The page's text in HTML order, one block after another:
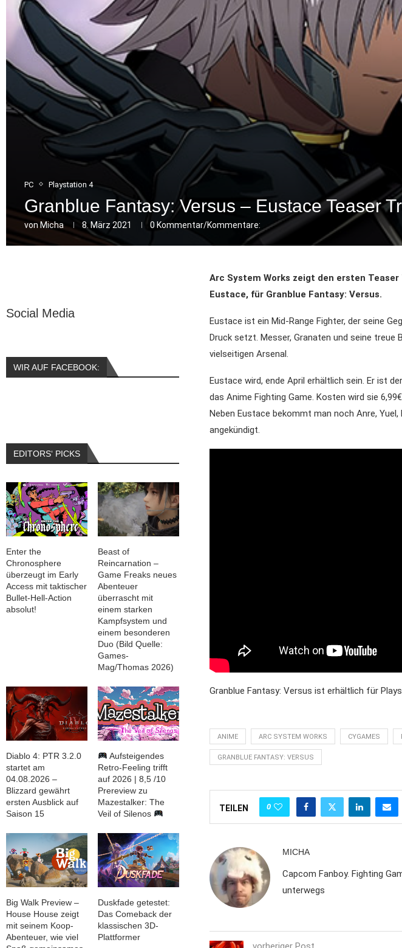
PC Playstation 4
Granblue Fantasy: Versus – Eustace Teaser
von Micha 8. März 2021 0 Kommentar/Kommentare:
Arc System Works zeigt den ersten
Eustace, für Granblue Fantasy: Versus.
Eustace ist ein Mid-Range Fighter, der seine
Druck setzt. Messer, Granaten und seine treue
vielseitigen Arsenal.
Eustace wird, ende April erhältlich sein. Er ist
das Anime Fighting Game. Kosten wird sie
Neben Eustace bekommt man noch Anre,
angekündigt.
Granblue Fantasy: Versus ist erhältlich für
ANIME ARC SYSTEM WORKS CYGAMES
GRANBLUE FANTASY: VERSUS
TEILEN 0
MICHA
Capcom Fanboy. Fighting
unterwegs
Social Media
WIR AUF FACEBOOK:
EDITORS‘ PICKS
Enter the
Chronosphere
überzeugt im Early
Access mit taktischer
Bullet-Hell-Action
absolut!
Beast of
Reincarnation –
Game Freaks neues
Abenteuer
überrascht mit
einem starken
Kampfsystem und
einem besonderen
Duo (Bild Quelle:
Games-
Mag/Thomas 2026)
Diablo 4: PTR 3.2.0
startet am
04.08.2026 –
Blizzard gewährt
ersten Ausblick auf
Saison 15
Aufsteigendes
Retro-Feeling trifft
auf 2026 | 8,5 /10
Prereview zu
Mazestalker: The
Veil of Silenos
Big Walk Preview –
House House zeigt
mit seinem Koop-
Abenteuer, wie viel
Duskfade getestet:
Das Comeback der
klassischen 3D-
Plattformer